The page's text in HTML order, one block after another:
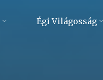
Égi Világosság